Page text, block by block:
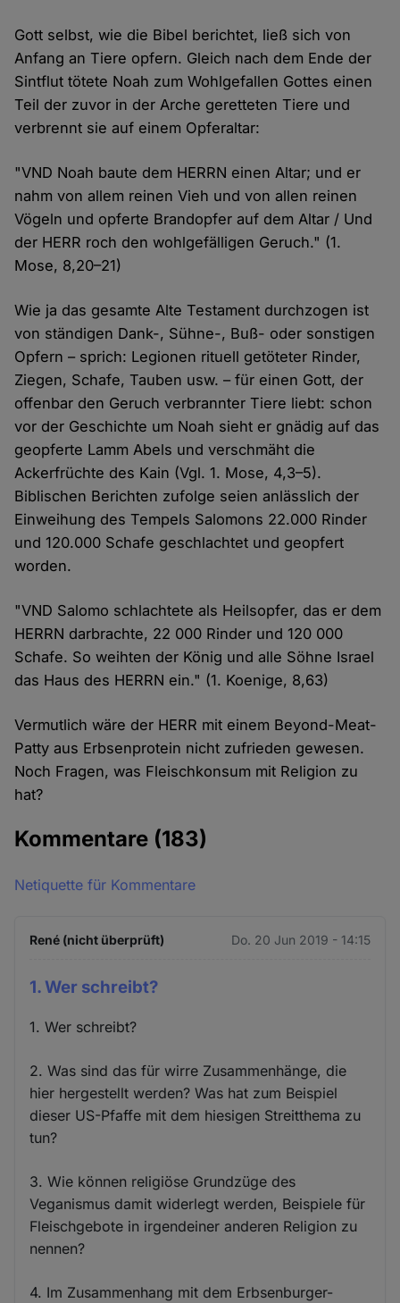
Gott selbst, wie die Bibel berichtet, ließ sich von
Anfang an Tiere opfern. Gleich nach dem Ende der
Sintflut tötete Noah zum Wohlgefallen Gottes einen
Teil der zuvor in der Arche geretteten Tiere und
verbrennt sie auf einem Opferaltar:
"VND Noah baute dem HERRN einen Altar; und er
nahm von allem reinen Vieh und von allen reinen
Vögeln und opferte Brandopfer auf dem Altar / Und
der HERR roch den wohlgefälligen Geruch." (1.
Mose, 8,20–21)
Wie ja das gesamte Alte Testament durchzogen ist
von ständigen Dank-, Sühne-, Buß- oder sonstigen
Opfern – sprich: Legionen rituell getöteter Rinder,
Ziegen, Schafe, Tauben usw. – für einen Gott, der
offenbar den Geruch verbrannter Tiere liebt: schon
vor der Geschichte um Noah sieht er gnädig auf das
geopferte Lamm Abels und verschmäht die
Ackerfrüchte des Kain (Vgl. 1. Mose, 4,3–5).
Biblischen Berichten zufolge seien anlässlich der
Einweihung des Tempels Salomons 22.000 Rinder
und 120.000 Schafe geschlachtet und geopfert
worden.
"VND Salomo schlachtete als Heilsopfer, das er dem
HERRN darbrachte, 22 000 Rinder und 120 000
Schafe. So weihten der König und alle Söhne Israel
das Haus des HERRN ein." (1. Koenige, 8,63)
Vermutlich wäre der HERR mit einem Beyond-Meat-
Patty aus Erbsenprotein nicht zufrieden gewesen.
Noch Fragen, was Fleischkonsum mit Religion zu
hat?
Kommentare (183)
Netiquette für Kommentare
René (nicht überprüft) Do. 20 Jun 2019 - 14:15
1. Wer schreibt?
1. Wer schreibt?
2. Was sind das für wirre Zusammenhänge, die
hier hergestellt werden? Was hat zum Beispiel
dieser US-Pfaffe mit dem hiesigen Streitthema zu
tun?
3. Wie können religiöse Grundzüge des
Veganismus damit widerlegt werden, Beispiele für
Fleischgebote in irgendeiner anderen Religion zu
nennen?
4. Im Zusammenhang mit dem Erbsenburger-